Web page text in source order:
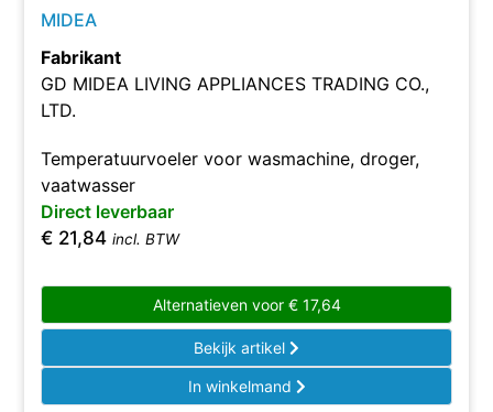
MIDEA
Fabrikant
GD MIDEA LIVING APPLIANCES TRADING CO.,
LTD.
Temperatuurvoeler voor wasmachine, droger,
vaatwasser
Direct leverbaar
€ 21,84 incl. BTW
Alternatieven voor €17,64
Bekijk artikel
In winkelmand